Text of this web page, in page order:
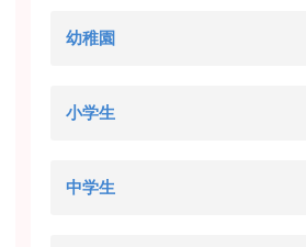
幼稚園
小学生
中学生